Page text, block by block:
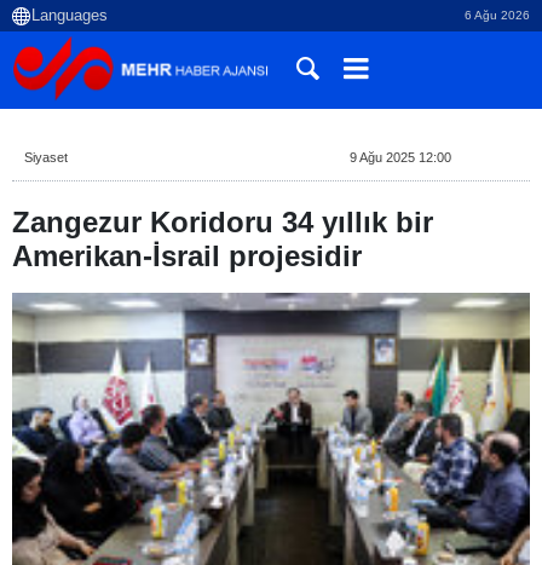
6 Ağu 2026
Siyaset 9 Ağu 2025 12:00
Zangezur Koridoru 34 yıllık bir
Amerikan-İsrail projesidir